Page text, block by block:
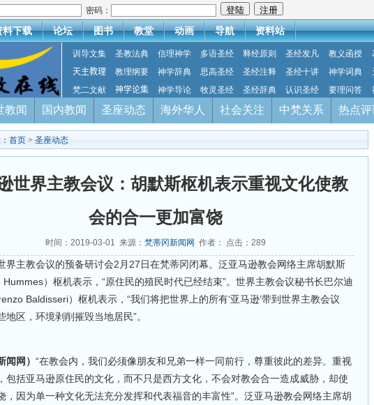
密码：
料下载 论坛 图书 教堂 动画 导航 资料站
训导文集 圣教法典 信理神学 多语圣经 释经原则 圣经发凡 教义函授
天主教理
教理纲要 神学辞典 思高圣经 圣经注释 圣经十讲 神学词典
梵二文献
神学论集 神学导论 牧灵圣经 圣经辞典 认识圣经 要理问答
教闻 国内教闻 圣座动态 海外华人 社会关注 中梵关系 热点评
首页 > 圣座动态
世界主教会议：胡默斯枢机表示重视文化使教
会的合一更加富饶
时间：2019-03-01 来源： 梵蒂冈新闻网 作者： 点击： 289
界主教会议的预备研讨会2月27日在梵蒂冈闭幕。泛亚马逊教会网络主席胡默斯
Hummes）枢机表示，“原住民的殖民时代已经结束”。世界主教会议秘书长巴尔迪
Baldisseri）枢机表示，“我们将把世界上的所有‘亚马逊’带到世界主教会议
地区，环境剥削摧毁当地居民”。
闻网） “在教会内，我们必须像朋友和兄弟一样一同前行，尊重彼此的差异。重视
包括亚马逊原住民的文化，而不只是西方文化，不会对教会合一造成威胁，却使
，因为单一种文化无法充分发挥和代表福音的丰富性”。泛亚马逊教会网络主席胡